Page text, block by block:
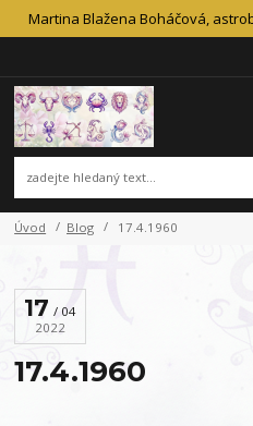
Martina Blažena Boháčová,
Úvod Blog 17.4.1960
17
04
2022
17.4.1960